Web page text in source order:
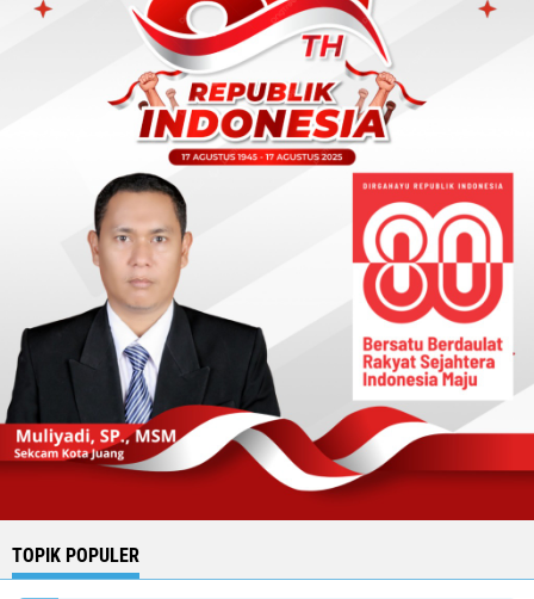
TOPIK POPULER